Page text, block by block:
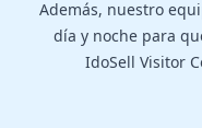
Además, nuestro
día y noche para
IdoSell Visitor